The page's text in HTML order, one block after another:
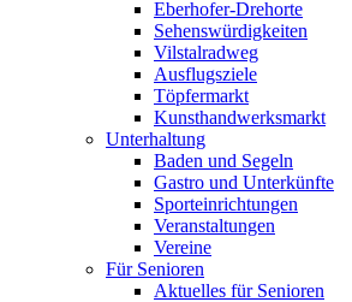
Eberhofer-Drehorte
Sehenswürdigkeiten
Vilstalradweg
Ausflugsziele
Töpfermarkt
Kunsthandwerksmarkt
Unterhaltung
Baden und Segeln
Gastro und Unterkünfte
Sporteinrichtungen
Veranstaltungen
Vereine
Für Senioren
Aktuelles für Senioren